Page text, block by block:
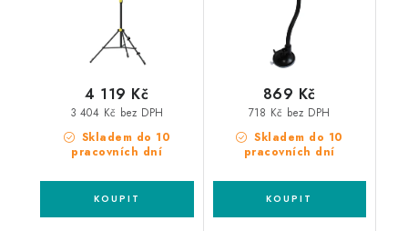
Skladem do 10
pracovních dní
3 404 Kč bez DPH
4 119 Kč
Skladem do 10
pracovních dní
718 Kč bez DPH
869 Kč